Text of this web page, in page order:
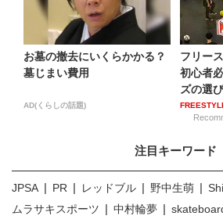
お墓の撤去にいくらかかる？
墓じまい費用
AD(くらしの話題)
フリー
初心者
ズの選
注目キーワード
JPSA PR レッドブル 野中生萌
ムラサキスポーツ
中村輪夢